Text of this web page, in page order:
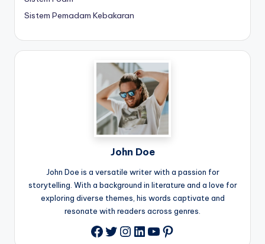
Sistem Pemadam Kebakaran
John Doe
John Doe is a versatile writer with a passion for
storytelling. With a background in literature and a love for
exploring diverse themes, his words captivate and
resonate with readers across genres.
Facebook
Twitter
Instagram
LinkedIn
YouTube
Pinterest